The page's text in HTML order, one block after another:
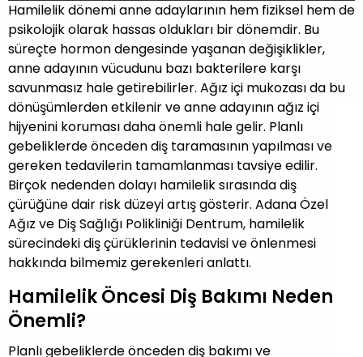
Hamilelik dönemi anne adaylarının hem fiziksel hem de
psikolojik olarak hassas oldukları bir dönemdir. Bu
süreçte hormon dengesinde yaşanan değişiklikler,
anne adayının vücudunu bazı bakterilere karşı
savunmasız hale getirebilirler. Ağız içi mukozası da bu
dönüşümlerden etkilenir ve anne adayının ağız içi
hijyenini koruması daha önemli hale gelir. Planlı
gebeliklerde önceden diş taramasının yapılması ve
gereken tedavilerin tamamlanması tavsiye edilir.
Birçok nedenden dolayı hamilelik sırasında diş
çürüğüne dair risk düzeyi artış gösterir. Adana Özel
Ağız ve Diş Sağlığı Polikliniği Dentrum, hamilelik
sürecindeki diş çürüklerinin tedavisi ve önlenmesi
hakkında bilmemiz gerekenleri anlattı.
Hamilelik Öncesi Diş Bakımı Neden
Önemli?
Planlı gebeliklerde önceden diş bakımı ve